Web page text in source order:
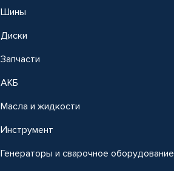
Шины
Диски
Запчасти
АКБ
Масла и жидкости
Инструмент
Генераторы и сварочное оборудование